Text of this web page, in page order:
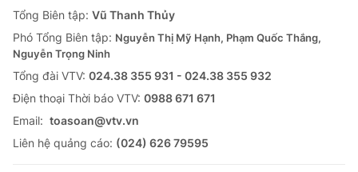
Tổng Biên tập: Vũ Thanh Thủy
Phó Tổng Biên tập: Nguyễn Thị Mỹ Hạnh, Phạm Quốc Thắng,
Nguyễn Trọng Ninh
Tổng đài VTV: 024.38 355 931 - 024.38 355 932
Ðiện thoại Thời báo VTV: 0988 671 671
Email: toasoan@vtv.vn
Liên hệ quảng cáo: (024) 626 79595